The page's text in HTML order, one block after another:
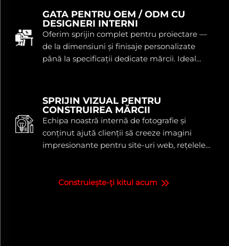
GATA PENTRU OEM / ODM CU
DESIGNERI INTERNI
Oferim sprijin complet pentru proiectare —
de la dimensiuni și finisaje personalizate
până la specificații dedicate mărcii. Ideal
SPRIJIN VIZUAL PENTRU
CONSTRUIREA MĂRCII
Echipa noastră internă de fotografie și
conținut ajută clienții să creeze imagini
impresionante pentru site-uri web, rețelele
Construiește-ți kitul acum